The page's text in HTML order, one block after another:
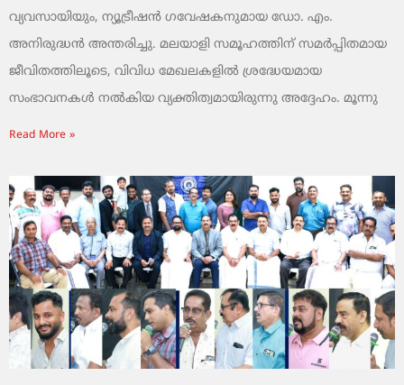
വ്യവസായിയും, ന്യൂട്രീഷൻ ഗവേഷകനുമായ ഡോ. എം.
അനിരുദ്ധൻ അന്തരിച്ചു. മലയാളി സമൂഹത്തിന് സമർപ്പിതമായ
ജീവിതത്തിലൂടെ, വിവിധ മേഖലകളിൽ ശ്രദ്ധേയമായ
സംഭാവനകൾ നൽകിയ വ്യക്തിത്വമായിരുന്നു അദ്ദേഹം. മൂന്നു
Read More »